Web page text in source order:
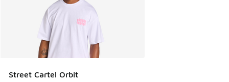
Street Cartel Orbit